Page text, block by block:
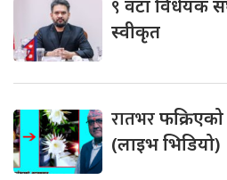
९ वटा विधेयक
स्वीकृत
रातभर
(लाइभ भिडियो)